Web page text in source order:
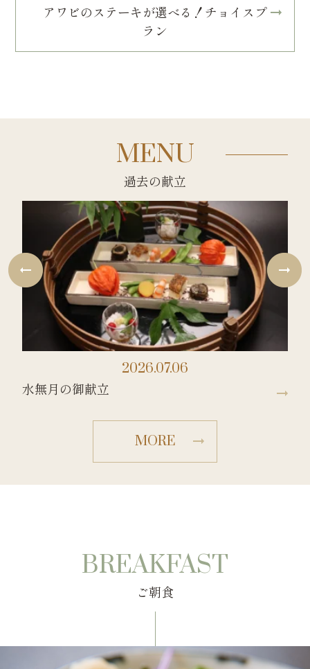
アワビのステーキが選べる！チョイスプ
ラン
MENU
過去の献立
2026.07.06
水無月の御献立
MORE
BREAKFAST
ご朝食